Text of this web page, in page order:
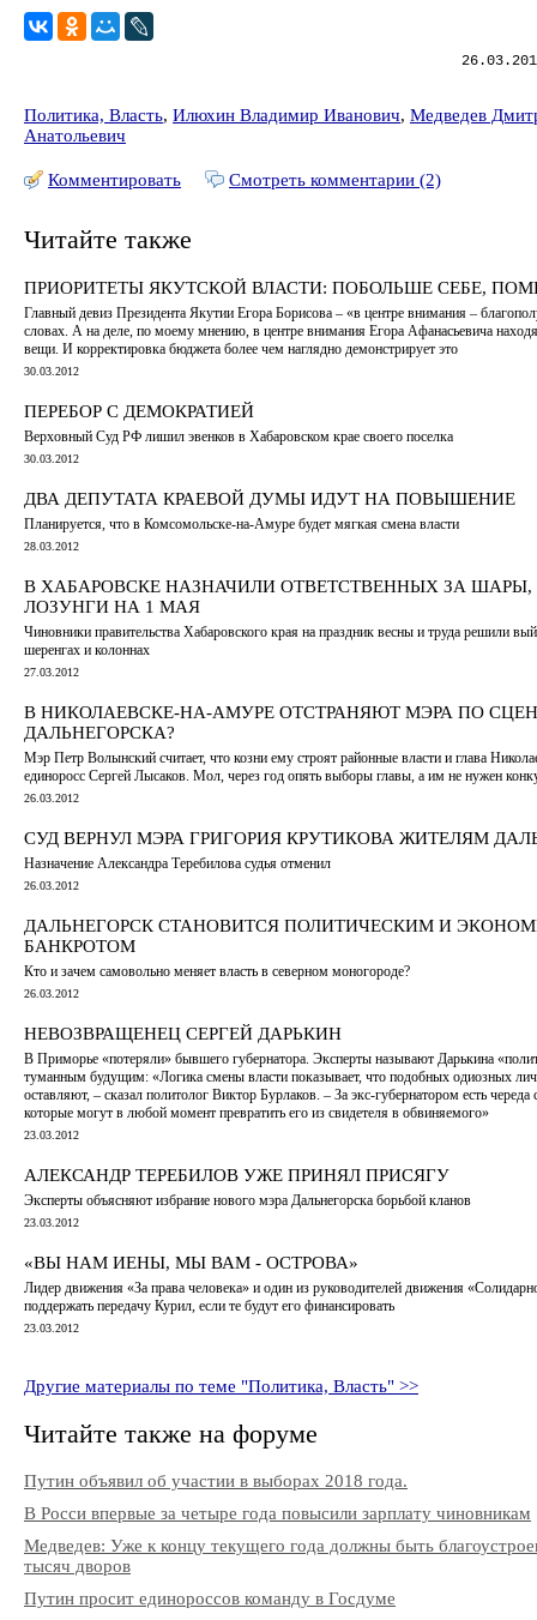
Политика, Власть, Илюхин Владимир Иванович, Медведев
Анатольевич
Комментировать Смотреть комментарии (2)
Читайте также
ПРИОРИТЕТЫ ЯКУТСКОЙ ВЛАСТИ: ПОБОЛЬШЕ СЕБЕ,
Главный девиз Президента Якутии Егора Борисова – «в центре внимания –
словах. А на деле, по моему мнению, в центре внимания Егора Афанасьевича
вещи. И корректировка бюджета более чем наглядно демонстрирует это
30.03.2012
ПЕРЕБОР С ДЕМОКРАТИЕЙ
Верховный Суд РФ лишил эвенков в Хабаровском крае своего поселка
30.03.2012
ДВА ДЕПУТАТА КРАЕВОЙ ДУМЫ ИДУТ НА ПОВЫШЕНИЕ
Планируется, что в Комсомольске-на-Амуре будет мягкая смена власти
28.03.2012
В ХАБАРОВСКЕ НАЗНАЧИЛИ ОТВЕТСТВЕННЫХ ЗА
ЛОЗУНГИ НА 1 МАЯ
Чиновники правительства Хабаровского края на праздник весны и труда решили
шеренгах и колоннах
27.03.2012
В НИКОЛАЕВСКЕ-НА-АМУРЕ ОТСТРАНЯЮТ МЭРА ПО
ДАЛЬНЕГОРСКА?
Мэр Петр Волынский считает, что козни ему строят районные власти и глава
единоросс Сергей Лысаков. Мол, через год опять выборы главы, а им не нужен
26.03.2012
СУД ВЕРНУЛ МЭРА ГРИГОРИЯ КРУТИКОВА ЖИТЕЛЯМ
Назначение Александра Теребилова судья отменил
26.03.2012
ДАЛЬНЕГОРСК СТАНОВИТСЯ ПОЛИТИЧЕСКИМ И
БАНКРОТОМ
Кто и зачем самовольно меняет власть в северном моногороде?
26.03.2012
НЕВОЗВРАЩЕНЕЦ СЕРГЕЙ ДАРЬКИН
В Приморье «потеряли» бывшего губернатора. Эксперты называют Дарькина
туманным будущим: «Логика смены власти показывает, что подобных одиозных
оставляют, – сказал политолог Виктор Бурлаков. – За экс-губернатором есть
которые могут в любой момент превратить его из свидетеля в обвиняемого»
23.03.2012
АЛЕКСАНДР ТЕРЕБИЛОВ УЖЕ ПРИНЯЛ ПРИСЯГУ
Эксперты объясняют избрание нового мэра Дальнегорска борьбой кланов
23.03.2012
«ВЫ НАМ ИЕНЫ, МЫ ВАМ - ОСТРОВА»
Лидер движения «За права человека» и один из руководителей движения
поддержать передачу Курил, если те будут его финансировать
23.03.2012
Другие материалы по теме "Политика, Власть" >>
Читайте также на форуме
Путин объявил об участии в выборах 2018 года.
В Росси впервые за четыре года повысили зарплату чиновникам
Медведев: Уже к концу текущего года должны быть
тысяч дворов
Путин просит единороссов команду в Госдуме